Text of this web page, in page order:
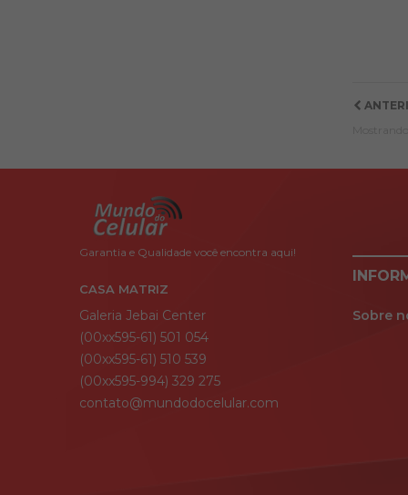
Garantia e Qualidade você encontra aqui!
CASA MATRIZ
Galeria Jebai Center
(00xx595-61) 501 054
(00xx595-61) 510 539
(00xx595-994) 329 275
contato@mundodocelular.com
Sobre